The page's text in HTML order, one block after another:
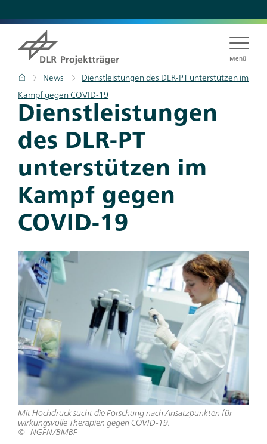
zum
Inhalt
Menü
Pfadnavigation
Startseite
News
Dienstleistungen des DLR-PT unterstützen im
Kampf gegen COVID-19
Dienstleistungen
des DLR-PT
unterstützen im
Kampf gegen
COVID-19
Mit Hochdruck sucht die Forschung nach Ansatzpunkten für
wirkungsvolle Therapien gegen COVID-19.
NGFN/BMBF